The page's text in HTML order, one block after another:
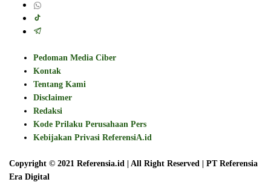
Pedoman Media Ciber
Kontak
Tentang Kami
Disclaimer
Redaksi
Kode Prilaku Perusahaan Pers
Kebijakan Privasi ReferensiA.id
Copyright © 2021 Referensia.id | All Right Reserved | PT Referensia
Era Digital